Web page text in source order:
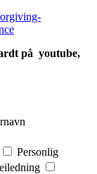
på youtube,
Personlig